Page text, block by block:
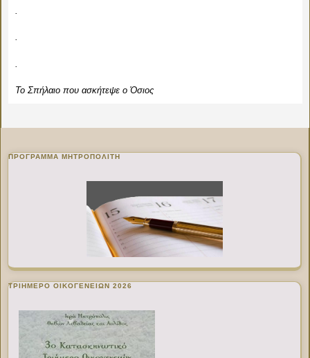
.
Το Σπήλαιο που ασκήτεψε ο Όσιος
ΠΡΌΓΡΑΜΜΑ ΜΗΤΡΟΠΟΛΊΤΗ
ΤΡΙΗΜΕΡΟ ΟΙΚΟΓΕΝΕΙΩΝ 2026